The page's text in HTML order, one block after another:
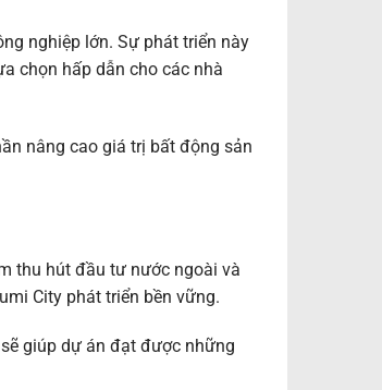
nghiệp lớn. Sự phát triển này
chọn hấp dẫn cho các nhà
nâng cao giá trị bất động sản
thu hút đầu tư nước ngoài và
City phát triển bền vững.
giúp dự án đạt được những